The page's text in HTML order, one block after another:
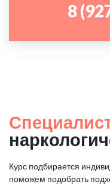
8
Курс подбирается
поможем подобрать